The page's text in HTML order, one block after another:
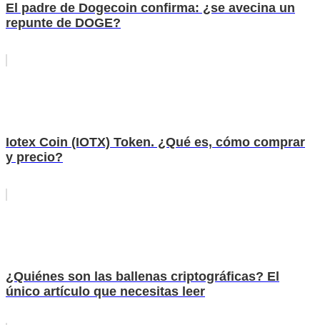
El padre de Dogecoin confirma: ¿se avecina un
repunte de DOGE?
Iotex Coin (IOTX) Token. ¿Qué es, cómo comprar
y precio?
¿Quiénes son las ballenas criptográficas? El
único artículo que necesitas leer